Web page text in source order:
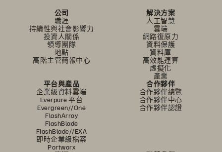
公司
職涯
持續性與社會影響力
投資人關係
領導團隊
地點
高階主管簡報中心
解決方案
人工智慧
雲端
網路復原力
資料保護
資料庫
高效能運算
虛擬化
產業
平台與產品
企業級資料雲端
Everpure 平台
Evergreen//One
FlashArray
FlashBlade
FlashBlade//EXA
即時企業級檔案
Portworx
合作夥伴
合作夥伴總覽
合作夥伴中心
合作夥伴認證